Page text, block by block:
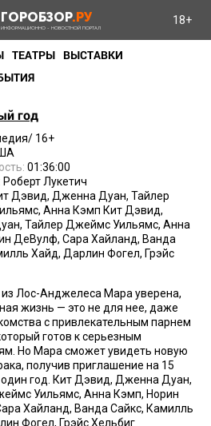
ГОРОБЗОР.РУ
ИНФОРМАЦИОННО - НОВОСТНОЙ ПОРТАЛ
18+
ТЕАТРЫ ВЫСТАВКИ
год
16+
01:36:00
Роберт Лукетич
Дэвид, Дженна Дуан, Тайлер
Анна Кэмп Кит Дэвид,
Тайлер Джеймс Уильямс, Анна
ДеВулф, Сара Хайланд, Ванда
Хайд, Дарлин Фогел, Грэйс
Лос-Анджелеса Мара уверена,
жизнь — это не для нее, даже
с привлекательным парнем
готов к серьезным
Но Мара сможет увидеть новую
получив приглашение на 15
один год. Кит Дэвид, Дженна Дуан,
Уильямс, Анна Кэмп, Норин
Хайланд, Ванда Сайкс, Камилль
Фогел, Грэйс Хельбиг